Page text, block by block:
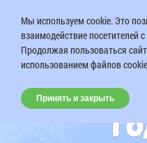
Мы используем cookie. Это
взаимодействие посетителей
Продолжая пользоваться
использованием файлов
Принять и закрыть